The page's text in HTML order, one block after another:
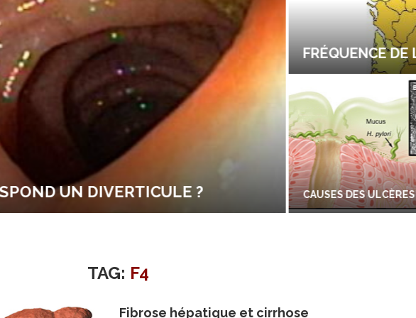
UN DIVERTICULE ?
FRÉQUENCE DE LA
CAUSES DES ULCÈRES
TAG: F4
Fibrose hépatique et cirrhose